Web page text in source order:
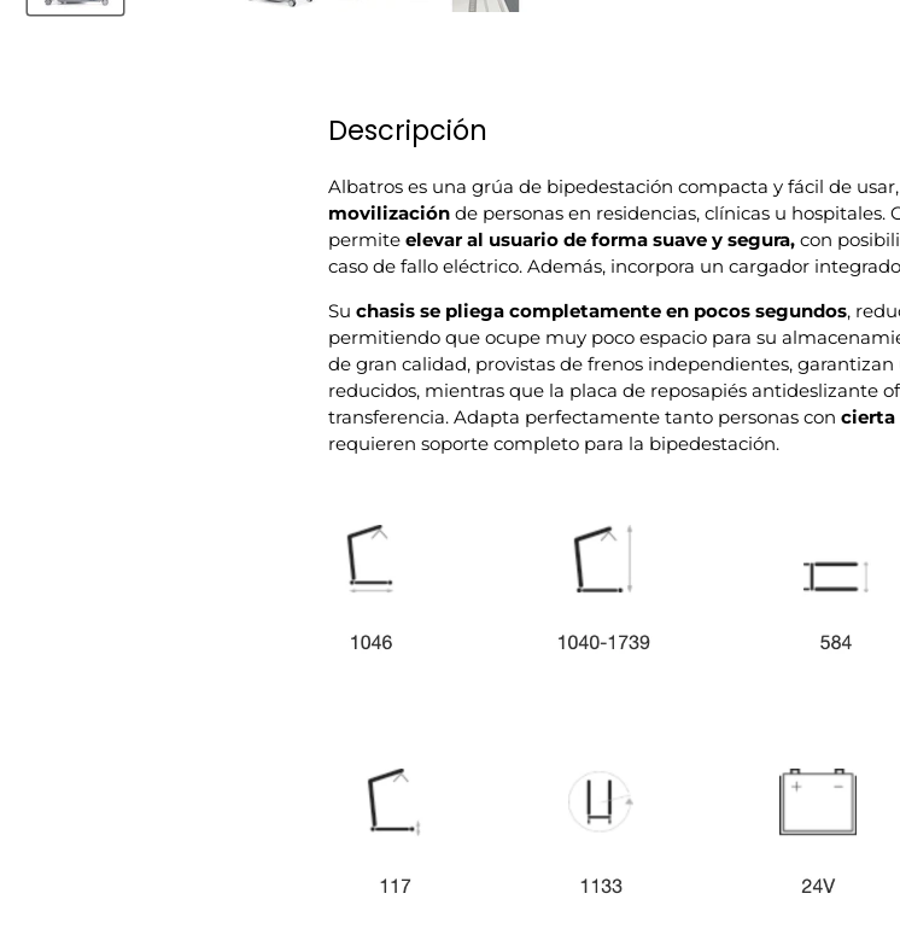
Descripción
Albatros es una grúa de bipedestación compacta y fácil de
movilización de personas en residencias, clínicas u hospitales.
permite elevar al usuario de forma suave y segura, con
caso de fallo eléctrico. Además, incorpora un cargador
Su chasis se pliega completamente en pocos segundos,
permitiendo que ocupe muy poco espacio para su
de gran calidad, provistas de frenos independientes,
reducidos, mientras que la placa de reposapiés antideslizante
transferencia. Adapta perfectamente tanto personas con cierta
requieren soporte completo para la bipedestación.